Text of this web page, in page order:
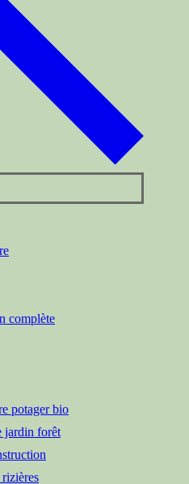
complète
potager bio
jardin forêt